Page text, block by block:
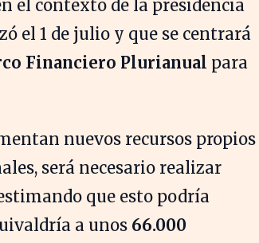
el contexto de la presidencia
el 1 de julio y que se centrará
Financiero Plurianual para
nuevos recursos propios
será necesario realizar
que esto podría
a unos 66.000